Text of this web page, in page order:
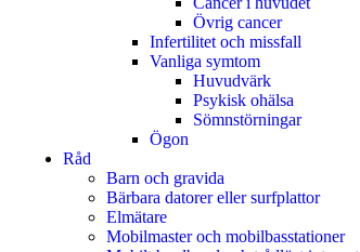
Övrig cancer
Infertilitet och missfall
Vanliga symtom
Huvudvärk
Psykisk ohälsa
Sömnstörningar
Ögon
Råd
Barn och gravida
Bärbara datorer eller surfplattor
Elmätare
Mobilmaster och mobilbasstationer